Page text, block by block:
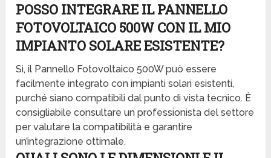
POSSO INTEGRARE IL PANNELLO
FOTOVOLTAICO 500W CON IL MIO
IMPIANTO SOLARE ESISTENTE?
Sì, il Pannello Fotovoltaico 500W può essere
facilmente integrato con impianti solari esistenti,
purché siano compatibili dal punto di vista tecnico. È
consigliabile consultare un professionista del settore
per valutare la compatibilità e garantire
un’integrazione ottimale.